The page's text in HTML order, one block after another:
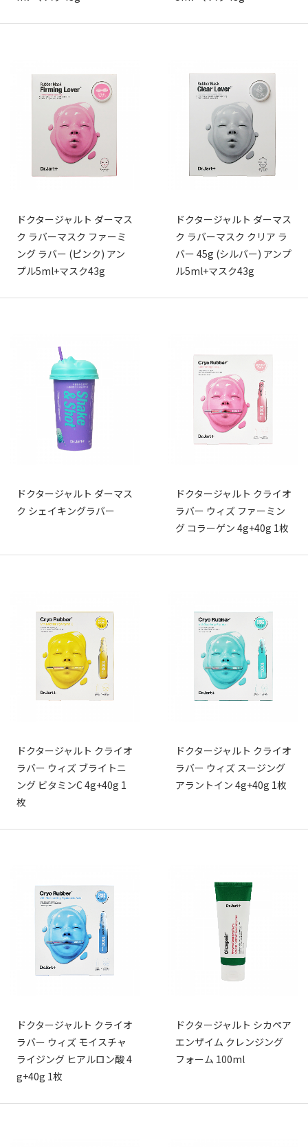
ドクタージャルト ダーマス
ク ラバーマスク ファーミ
ング ラバー (ピンク) アン
プル5ml+マスク43g
ドクタージャルト ダーマス
ク ラバーマスク クリア ラ
バー 45g (シルバー) アンプ
ル5ml+マスク43g
ドクタージャルト ダーマス
ク シェイキングラバー
ドクタージャルト クライオ
ラバー ウィズ ファーミン
グ コラーゲン 4g+40g 1枚
ドクタージャルト クライオ
ラバー ウィズ ブライトニ
ング ビタミンC 4g+40g 1
枚
ドクタージャルト クライオ
ラバー ウィズ スージング
アラントイン 4g+40g 1枚
ドクタージャルト クライオ
ラバー ウィズ モイスチャ
ライジング ヒアルロン酸 4
g+40g 1枚
ドクタージャルト シカペア
エンザイム クレンジング
フォーム 100ml